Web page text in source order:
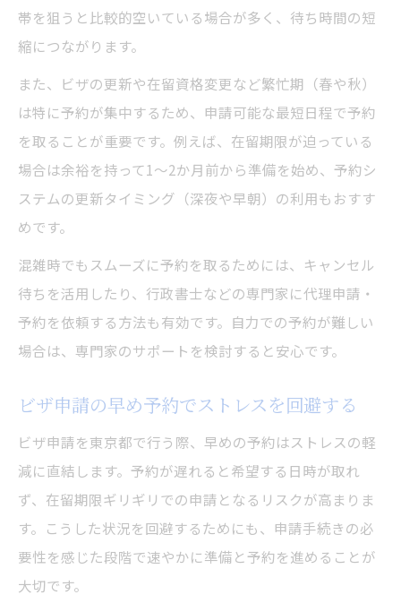
帯を狙うと比較的空いている場合が多く、待ち時間の短
縮につながります。
また、ビザの更新や在留資格変更など繁忙期（春や秋）
は特に予約が集中するため、申請可能な最短日程で予約
を取ることが重要です。例えば、在留期限が迫っている
場合は余裕を持って1〜2か月前から準備を始め、予約シ
ステムの更新タイミング（深夜や早朝）の利用もおすす
めです。
混雑時でもスムーズに予約を取るためには、キャンセル
待ちを活用したり、行政書士などの専門家に代理申請・
予約を依頼する方法も有効です。自力での予約が難しい
場合は、専門家のサポートを検討すると安心です。
ビザ申請の早め予約でストレスを回避する
ビザ申請を東京都で行う際、早めの予約はストレスの軽
減に直結します。予約が遅れると希望する日時が取れ
ず、在留期限ギリギリでの申請となるリスクが高まりま
す。こうした状況を回避するためにも、申請手続きの必
要性を感じた段階で速やかに準備と予約を進めることが
大切です。